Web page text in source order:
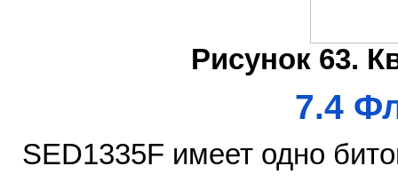
Рисунок 63.
7.4
SED1335F имеет одно